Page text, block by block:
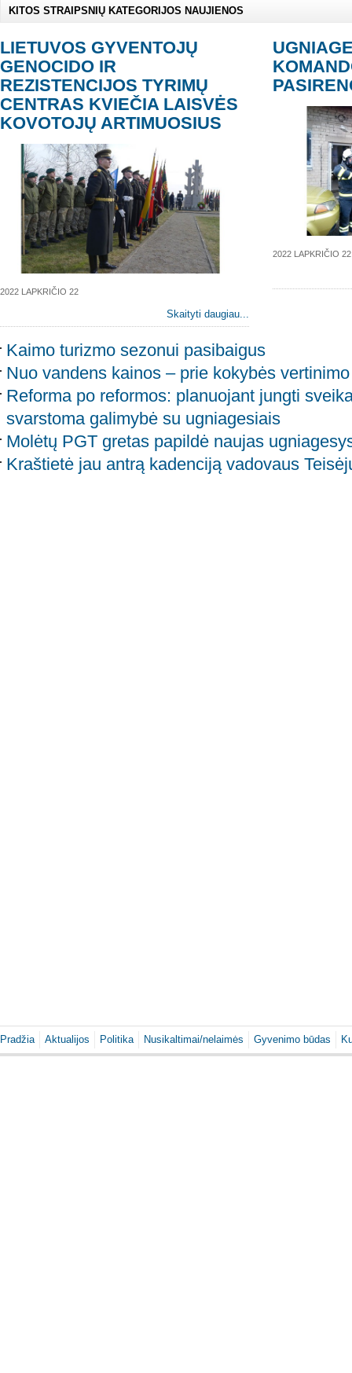
KITOS STRAIPSNIŲ KATEGORIJOS NAUJIENOS
LIETUVOS GYVENTOJŲ
GENOCIDO IR
REZISTENCIJOS TYRIMŲ
CENTRAS KVIEČIA LAISVĖS
KOVOTOJŲ ARTIMUOSIUS
2022 LAPKRIČIO 22
Skaityti daugiau...
2022 LAPKRIČIO 22
Kaimo turizmo sezonui pasibaigus
Nuo vandens kainos – prie kokybės vertinimo
Reforma po reformos: planuojant jungti
svarstoma galimybė su ugniagesiais
Molėtų PGT gretas papildė naujas
Kraštietė jau antrą kadenciją vadovaus
Pradžia Aktualijos Politika Nusikaltimai/nelaimės Gyvenimo būdas